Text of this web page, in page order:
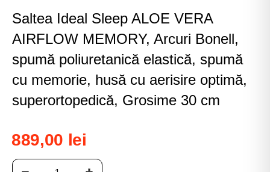
Saltea Ideal Sleep ALOE VERA
AIRFLOW MEMORY, Arcuri Bonell,
spumă poliuretanică elastică, spumă
cu memorie, husă cu aerisire optimă,
superortopedică, Grosime 30 cm
889,00 lei